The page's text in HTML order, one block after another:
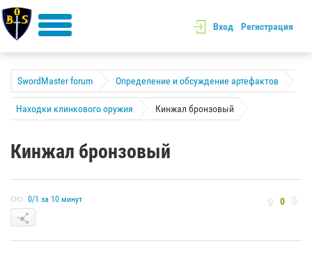
Вход Регистрация
SwordMaster forum Определение и обсуждение артефактов
Находки клинкового оружия Кинжал бронзовый
Кинжал бронзовый
0/1 за 10 минут 0